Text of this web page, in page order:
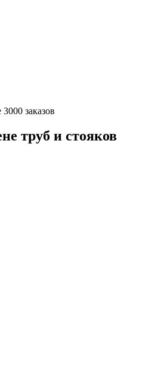
заказов
труб и стояков